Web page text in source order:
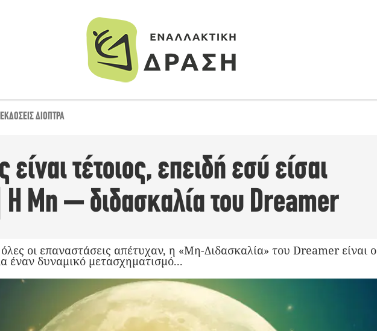
ΕΚΔΌΣΕΙΣ ΔΙΌΠΤΡΑ
τέτοιος, επειδή εσύ είσαι
Η Μη – διδασκαλία του Dreamer
οι επαναστάσεις απέτυχαν, η «Μη-Διδασκαλία» του Dreamer είναι ο
έναν δυναμικό μετασχηματισμό...